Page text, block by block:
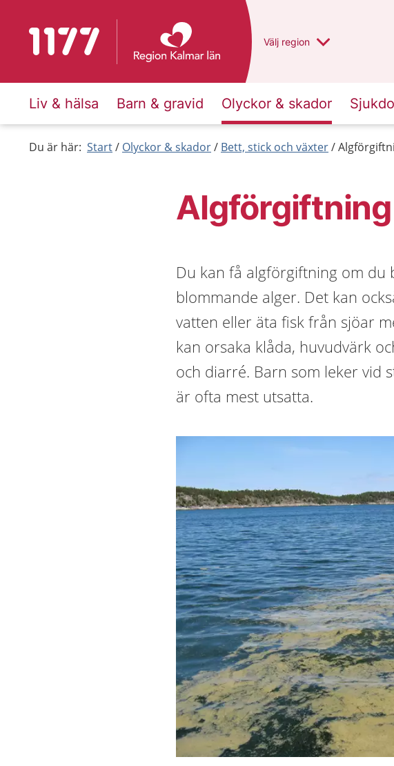
Till startsidan för 1177 Du har valt region
Välj en annan
region
Liv & hälsa Barn & gravid Olyckor & skador
Du är här: Start Olyckor & skador Bett, stick och växter
Algförgiftning
Du kan få algförgiftning om du
blommande alger. Det kan
vatten eller äta fisk från sjöar
kan orsaka klåda, huvudvärk
och diarré. Barn som leker vid
är ofta mest utsatta.